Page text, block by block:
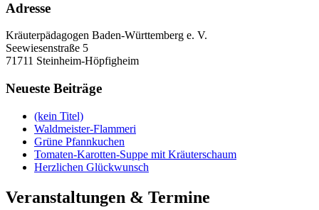
Adresse
Kräuterpädagogen Baden-Württemberg e. V.
Seewiesenstraße 5
71711 Steinheim-Höpfigheim
Neueste Beiträge
(kein Titel)
Waldmeister-Flammeri
Grüne Pfannkuchen
Tomaten-Karotten-Suppe mit Kräuterschaum
Herzlichen Glückwunsch
Veranstaltungen & Termine